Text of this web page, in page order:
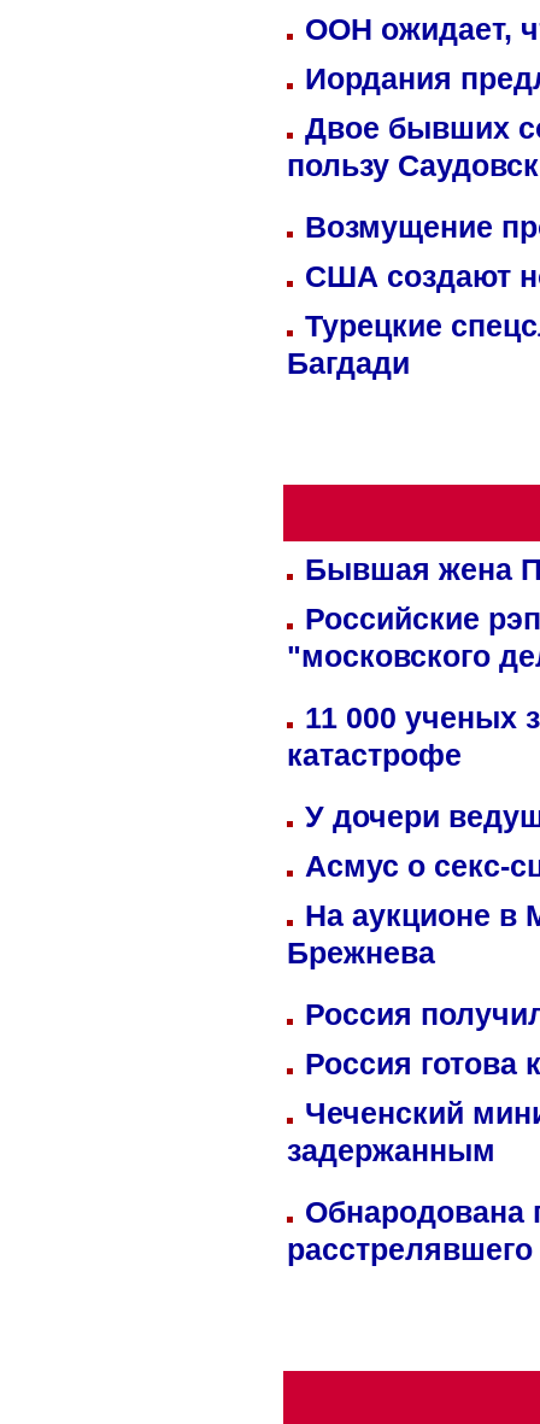
ООН ожидает,
Иордания
Двое бывших
пользу
Возмущение
США создают
Турецкие
Багдади
Бывшая жена
Российские
"московского
11 000 ученых
катастрофе
У дочери
Асмус о секс-
На аукционе в
Брежнева
Россия
Россия готова
Чеченский
задержанным
Обнародована